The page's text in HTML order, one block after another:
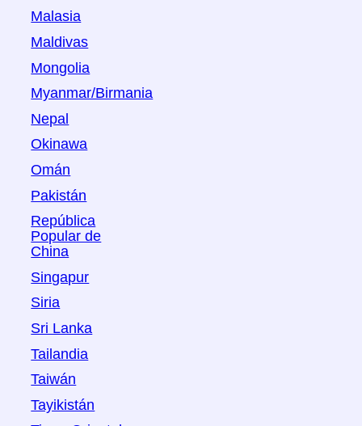
Malasia
Maldivas
Mongolia
Myanmar/Birmania
Nepal
Okinawa
Omán
Pakistán
República
Popular de
China
Singapur
Siria
Sri Lanka
Tailandia
Taiwán
Tayikistán